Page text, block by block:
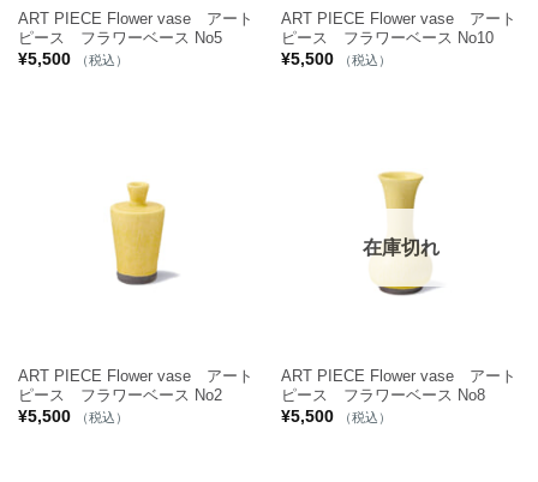
ART PIECE Flower vase アート
ピース フラワーベース No5
¥5,500 （税込）
ART PIECE Flower vase アート
ピース フラワーベース No10
¥5,500 （税込）
ART PIECE Flower vase アート
ピース フラワーベース No2
¥5,500 （税込）
在庫切れ
ART PIECE Flower vase アート
ピース フラワーベース No8
¥5,500 （税込）